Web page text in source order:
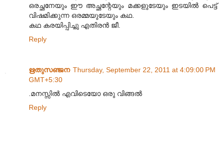
ഒരച്ഛനേയും ഈ അച്ഛന്റേയും മക്കളുടേയും ഇടയില്‍ പെട്ട്
വിഷമിക്കുന്ന ഒരമ്മയുടേയും കഥ.
കഥ കരയിപ്പിച്ചു എതിരന്‍ ജീ.
Reply
ഋതുസഞ്ജന Thursday, September 22, 2011 at 4:09:00 PM
GMT+5:30
.മനസ്സില്‍ എവിടെയോ ഒരു വിങ്ങല്‍
Reply